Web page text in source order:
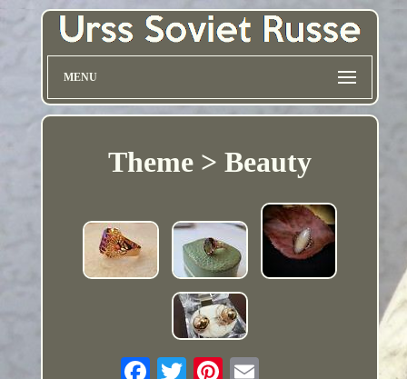
MENU
Theme > Beauty